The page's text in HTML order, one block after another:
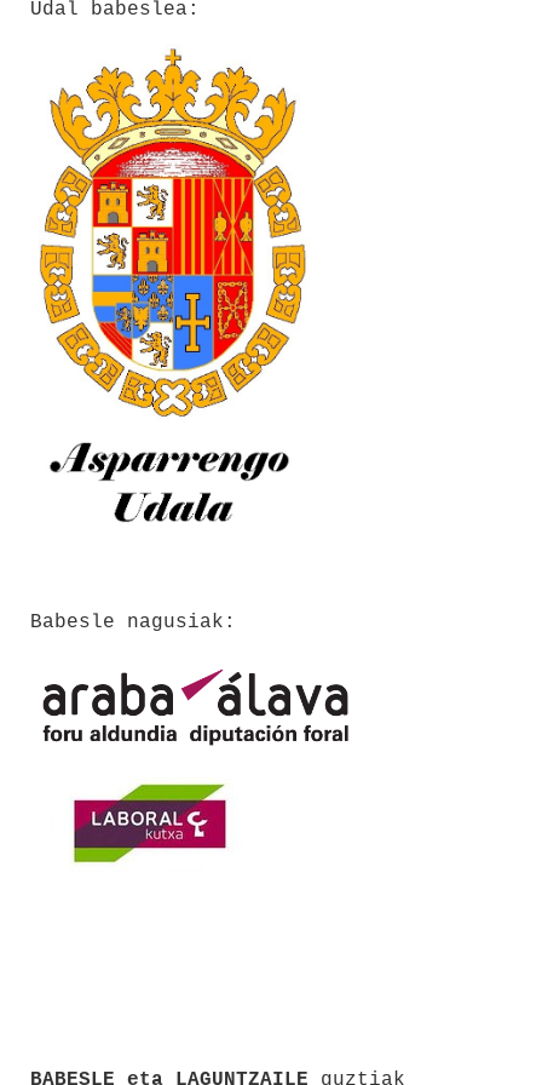
Udal babeslea:
Babesle nagusiak:
BABESLE eta LAGUNTZAILE guztiak